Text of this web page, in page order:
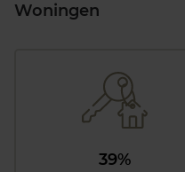
Woningen
39%